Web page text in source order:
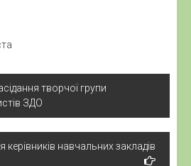
творчої групи
ЗДО
керівників навчальних закладів